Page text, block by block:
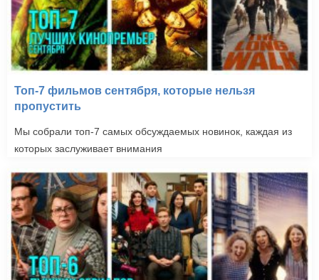
Топ-7 фильмов сентября, которые нельзя
пропустить
Мы собрали топ-7 самых обсуждаемых новинок, каждая из
которых заслуживает внимания